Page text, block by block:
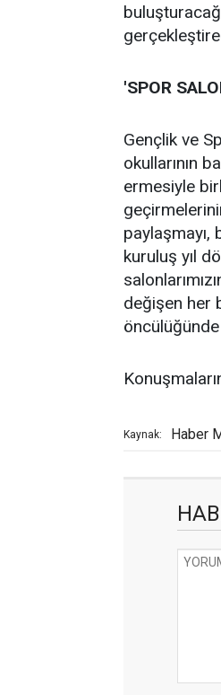
'SPOR
Gençlik ve
okullarının
ermesiyle
paylaşmayı,
kuruluş yıl
değişen her
Kaynak: Haber